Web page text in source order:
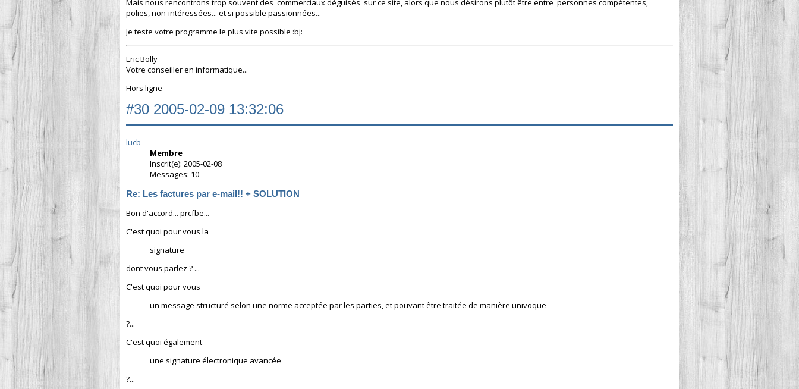
polies, non-intéressées... et si possible passionnées...
Je teste votre programme le plus vite possible :bj:
Eric Bolly
Votre conseiller en informatique...
Hors ligne
#30 2005-02-09 13:32:06
lucb
Membre
Inscrit(e): 2005-02-08
Messages: 10
Re: Les factures par e-mail!! + SOLUTION
Bon d'accord... prcfbe...
C'est quoi pour vous la
signature
dont vous parlez ? ...
C'est quoi pour vous
un message structuré selon une norme acceptée par les parties, et pouvant être traitée de manière univoque
?...
C'est quoi également
une signature électronique avancée
?...